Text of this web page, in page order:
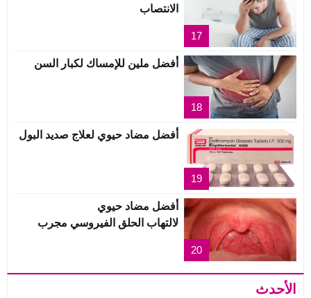
17
الانتصاب
18
أفضل ملين للإمساك لكبار السن
19
أفضل مضاد حيوي لعلاج صديد البول
20
أفضل مضاد حيوي
لالتهاب الحلق الفيروسي مجرب
الأحدث